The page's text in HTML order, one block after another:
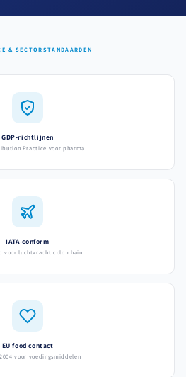
& SECTORSTANDAARDEN
GDP-richtlijnen
Practice voor pharma
IATA-conform
voor luchtvracht cold chain
EU food contact
voor voedingsmiddelen